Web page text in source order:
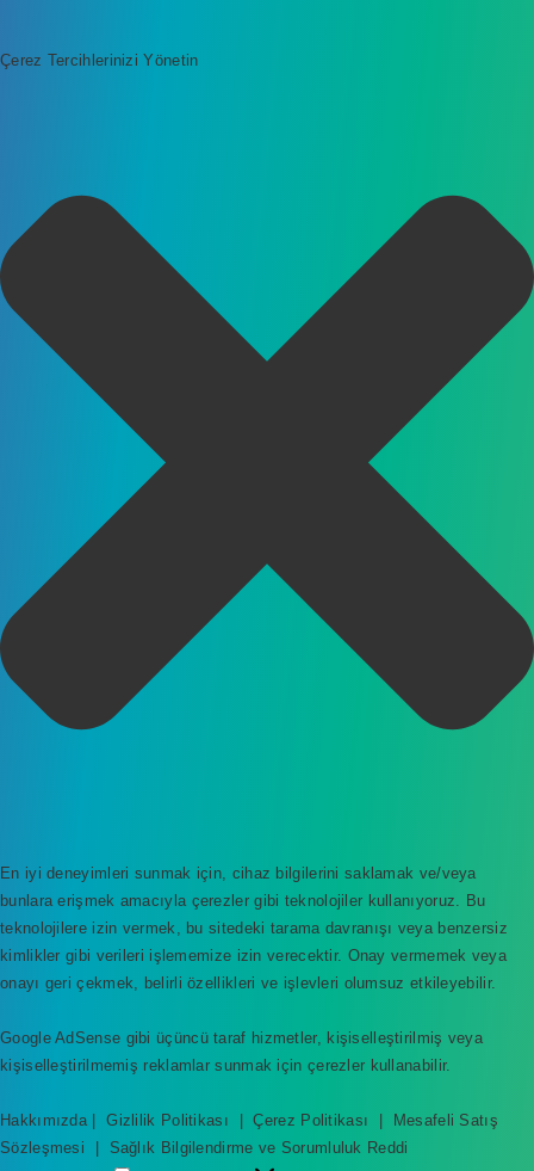
Çerez Tercihlerinizi Yönetin
En iyi deneyimleri sunmak için, cihaz bilgilerini saklamak ve/veya
bunlara erişmek amacıyla çerezler gibi teknolojiler kullanıyoruz. Bu
teknolojilere izin vermek, bu sitedeki tarama davranışı veya benzersiz
kimlikler gibi verileri işlememize izin verecektir. Onay vermemek veya
onayı geri çekmek, belirli özellikleri ve işlevleri olumsuz etkileyebilir.
Google AdSense gibi üçüncü taraf hizmetler, kişiselleştirilmiş veya
kişiselleştirilmemiş reklamlar sunmak için çerezler kullanabilir.
Hakkımızda|Gizlilik Politikası |Çerez Politikası
Mesafeli Satış
Sözleşmesi
Sağlık Bilgilendirme ve Sorumluluk Reddi